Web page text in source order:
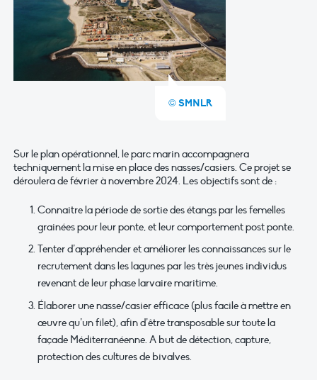
© SMNLR
Sur le plan opérationnel, le parc marin accompagnera
techniquement la mise en place des nasses/casiers. Ce projet se
déroulera de février à novembre 2024. Les objectifs sont de :
Connaitre la période de sortie des étangs par les femelles
grainées pour leur ponte, et leur comportement post ponte.
Tenter d’appréhender et améliorer les connaissances sur le
recrutement dans les lagunes par les très jeunes individus
revenant de leur phase larvaire maritime.
Élaborer une nasse/casier efficace (plus facile à mettre en
œuvre qu’un filet), afin d’être transposable sur toute la
façade Méditerranéenne. A but de détection, capture,
protection des cultures de bivalves.